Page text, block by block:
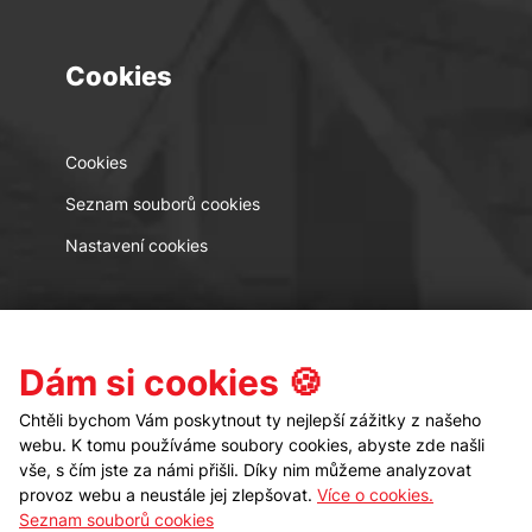
Cookies
Cookies
Seznam souborů cookies
Nastavení cookies
Kontakt Sledujte nás
Dám si cookies 🍪
Chtěli bychom Vám poskytnout ty nejlepší zážitky z našeho
webu. K tomu používáme soubory cookies, abyste zde našli
vše, s čím jste za námi přišli. Díky nim můžeme analyzovat
provoz webu a neustále jej zlepšovat. Více o cookies.
Seznam souborů cookies